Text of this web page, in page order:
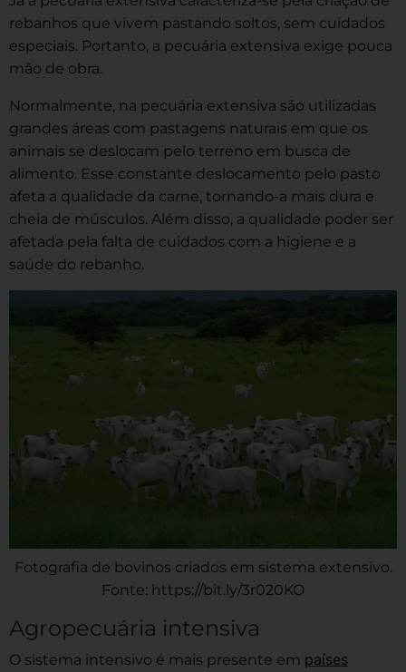
rebanhos que vivem pastando soltos, sem cuidados
especiais. Portanto, a pecuária extensiva exige pouca
mão de obra.
Normalmente, na pecuária extensiva são utilizadas
grandes áreas com pastagens naturais em que os
animais se deslocam pelo terreno em busca de
alimento. Esse constante deslocamento pelo pasto
afeta a qualidade da carne, tornando-a mais dura e
cheia de músculos. Além disso, a qualidade poder ser
afetada pela falta de cuidados com a higiene e a
saúde do rebanho.
Fotografia de bovinos criados em sistema extensivo.
Fonte: https://bit.ly/3r020KO
Agropecuária intensiva
O sistema intensivo é mais presente em países